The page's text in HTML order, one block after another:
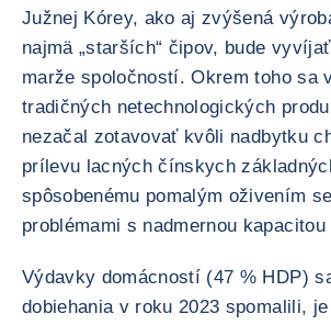
Južnej Kórey, ako aj zvýšená
najmä „starších“ čipov, bude
marže spoločností. Okrem toho sa
tradičných netechnologických
nezačal zotavovať kvôli nadbytku
prílevu lacných čínskych
spôsobenému pomalým oživením
problémami s nadmernou kapacitou
Výdavky domácností (47 % HDP)
dobiehania v roku 2023 spomalili,